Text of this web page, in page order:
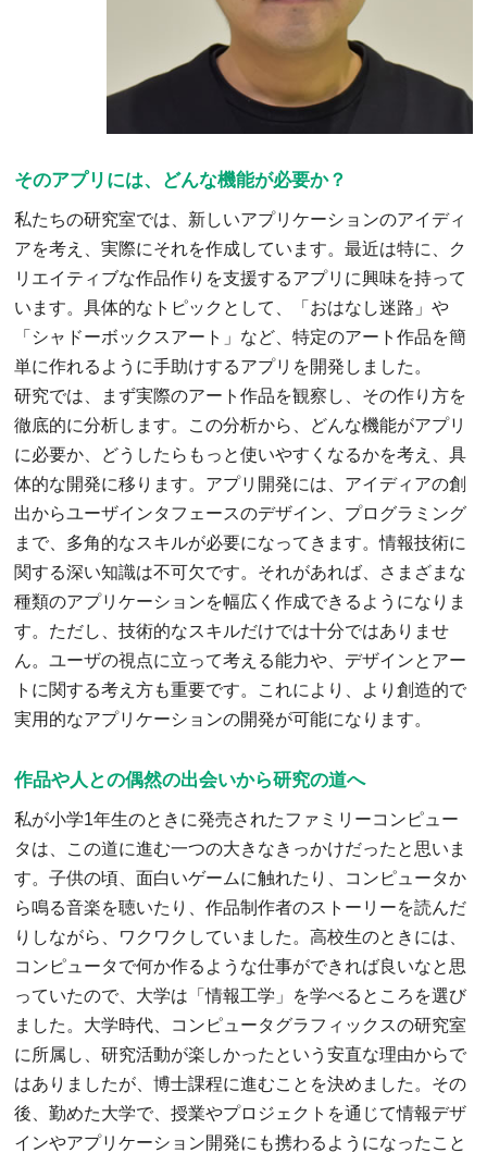
そのアプリには、どんな機能が必要か？
私たちの研究室では、新しいアプリケーションのアイディ
アを考え、実際にそれを作成しています。最近は特に、ク
リエイティブな作品作りを支援するアプリに興味を持って
います。具体的なトピックとして、「おはなし迷路」や
「シャドーボックスアート」など、特定のアート作品を簡
単に作れるように手助けするアプリを開発しました。
研究では、まず実際のアート作品を観察し、その作り方を
徹底的に分析します。この分析から、どんな機能がアプリ
に必要か、どうしたらもっと使いやすくなるかを考え、具
体的な開発に移ります。アプリ開発には、アイディアの創
出からユーザインタフェースのデザイン、プログラミング
まで、多角的なスキルが必要になってきます。情報技術に
関する深い知識は不可欠です。それがあれば、さまざまな
種類のアプリケーションを幅広く作成できるようになりま
す。ただし、技術的なスキルだけでは十分ではありませ
ん。ユーザの視点に立って考える能力や、デザインとアー
トに関する考え方も重要です。これにより、より創造的で
実用的なアプリケーションの開発が可能になります。
作品や人との偶然の出会いから研究の道へ
私が小学1年生のときに発売されたファミリーコンピュー
タは、この道に進む一つの大きなきっかけだったと思いま
す。子供の頃、面白いゲームに触れたり、コンピュータか
ら鳴る音楽を聴いたり、作品制作者のストーリーを読んだ
りしながら、ワクワクしていました。高校生のときには、
コンピュータで何か作るような仕事ができれば良いなと思
っていたので、大学は「情報工学」を学べるところを選び
ました。大学時代、コンピュータグラフィックスの研究室
に所属し、研究活動が楽しかったという安直な理由からで
はありましたが、博士課程に進むことを決めました。その
後、勤めた大学で、授業やプロジェクトを通じて情報デザ
インやアプリケーション開発にも携わるようになったこと